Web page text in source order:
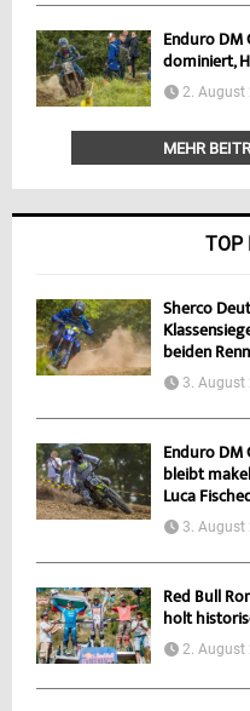
Enduro DM
dominiert,
2. August
MEHR
TOP
Sherco
beiden
3. August
Enduro DM
bleibt
Luca
3. August
Red Bull
holt
2. August